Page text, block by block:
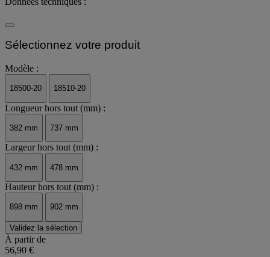
Sélectionnez votre produit
Modèle :
Longueur hors tout (mm) :
Largeur hors tout (mm) :
Hauteur hors tout (mm) :
Validez la sélection
À partir de